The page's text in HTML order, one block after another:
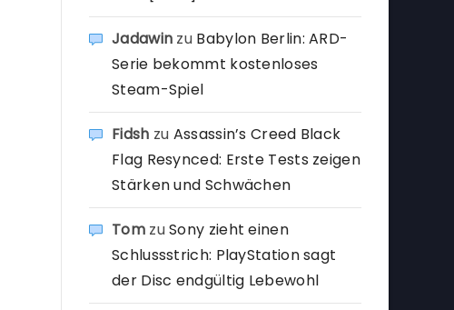
Jadawin zu Babylon Berlin: ARD-
Serie bekommt kostenloses
Steam-Spiel
Fidsh zu Assassin’s Creed Black
Flag Resynced: Erste Tests zeigen
Stärken und Schwächen
TomzuSony zieht einen
Schlussstrich: PlayStation sagt
der Disc endgültig Lebewohl